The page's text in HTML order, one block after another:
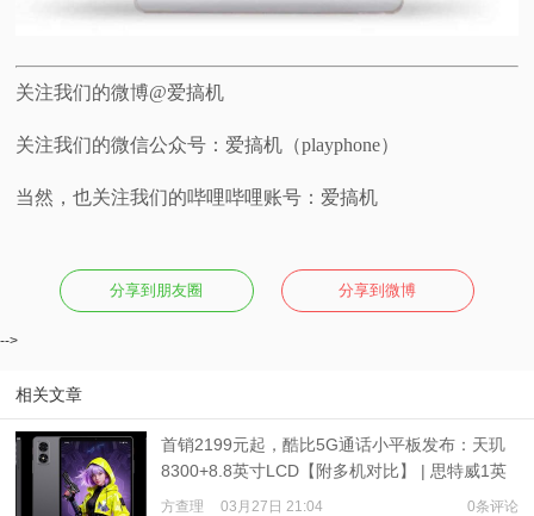
关注我们的微博@爱搞机
关注我们的微信公众号：爱搞机（playphone）
当然，也关注我们的哔哩哔哩账号：爱搞机
分享到朋友圈 分享到微博
-->
相关文章
首销2199元起，酷比5G通话小平板发布：天玑
8300+8.8英寸LCD【附多机对比】 | 思特威1英
寸旗舰发布
方查理 03月27日 21:04 0条评论